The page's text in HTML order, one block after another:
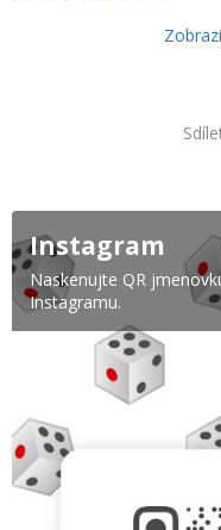
Instagram
Naskenujte QR
Instagramu.